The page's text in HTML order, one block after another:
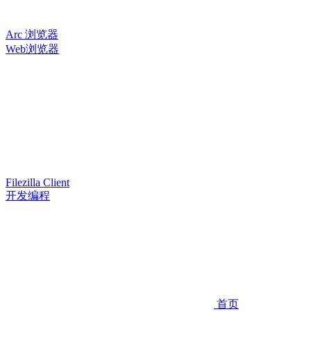
Arc 浏览器
Web浏览器
Filezilla Client
开发编程
首页